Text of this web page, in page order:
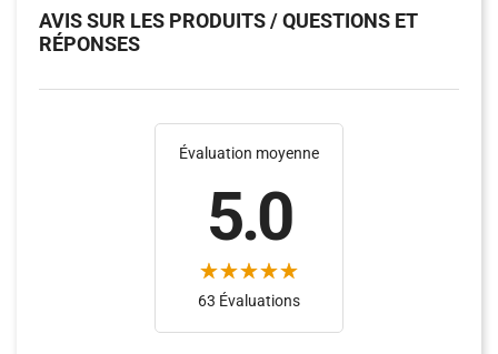
AVIS SUR LES PRODUITS / QUESTIONS ET
RÉPONSES
Évaluation moyenne
5.0
63 Évaluations